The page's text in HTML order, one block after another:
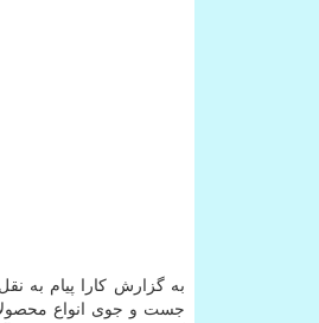
به گزارش کارا پیام به
جست و جوی انواع